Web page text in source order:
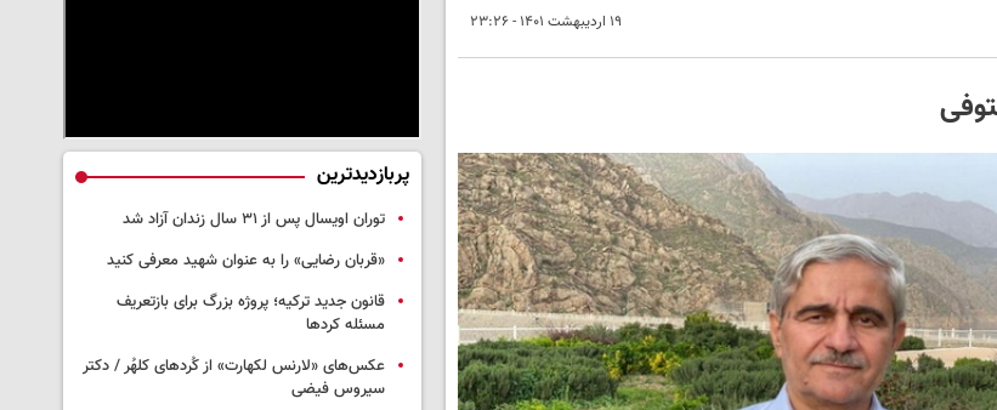
۱۹ اردیبهشت ۱۴۰۱ - ۲۳:۲۶
پربازدیدترین
توران اویسال پس از ۳۱ سال زندان آزاد شد
«قربان رضایی» را به عنوان شهید معرفی کنید
قانون جدید ترکیه؛ پروژه بزرگ‌ برای بازتعریف
مسئله کردها
عکس‌های «لارنس لکهارت» از کُردهای کلهُر / دکتر
سیروس فیضی